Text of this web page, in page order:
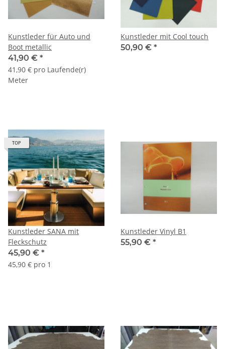
Kunstleder für Auto und
Boot metallic
41,90 € *
41,90 € pro Laufende(r)
Meter
Kunstleder mit Cool touch
50,90 € *
TOP
Kunstleder SANA mit
Fleckschutz
45,90 € *
45,90 € pro 1
Kunstleder Vinyl B1
55,90 € *